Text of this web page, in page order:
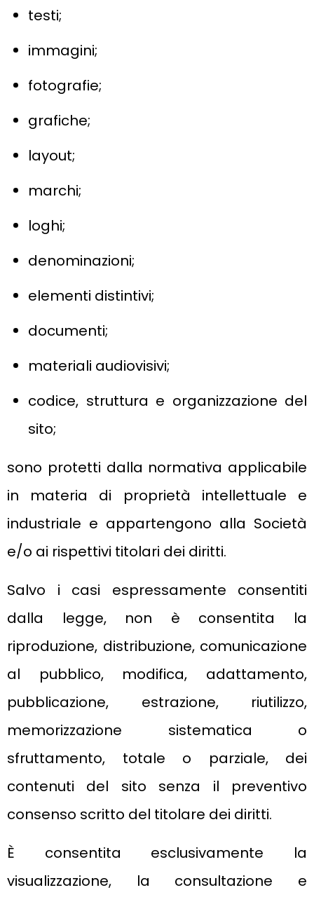
testi;
immagini;
fotografie;
grafiche;
layout;
marchi;
loghi;
denominazioni;
elementi distintivi;
documenti;
materiali audiovisivi;
codice, struttura e organizzazione del
sito;
sono protetti dalla normativa applicabile
in materia di proprietà intellettuale e
industriale e appartengono alla Società
e/o ai rispettivi titolari dei diritti.
Salvo i casi espressamente consentiti
dalla legge, non è consentita la
riproduzione, distribuzione, comunicazione
al pubblico, modifica, adattamento,
pubblicazione, estrazione, riutilizzo,
memorizzazione sistematica o
sfruttamento, totale o parziale, dei
contenuti del sito senza il preventivo
consenso scritto del titolare dei diritti.
È consentita esclusivamente la
visualizzazione, la consultazione e